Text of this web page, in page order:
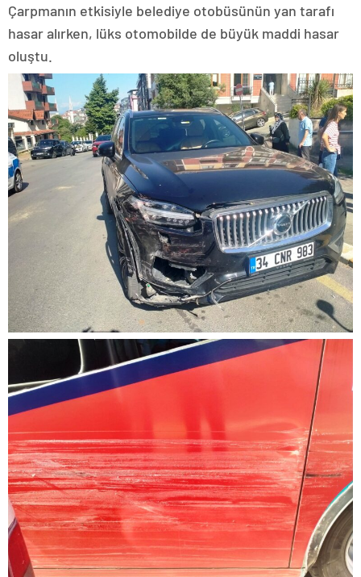
Çarpmanın etkisiyle belediye otobüsünün yan tarafı
hasar alırken, lüks otomobilde de büyük maddi hasar
oluştu.